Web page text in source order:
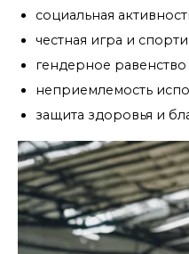
социальная
честная игра и
гендерное
неприемлемость
защита здоровья и